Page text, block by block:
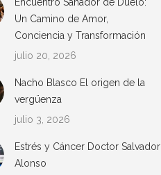
Un Camino de Amor,
Conciencia y Transformación
julio 20, 2026
Nacho Blasco El origen de la
vergüenza
julio 3, 2026
Estrés y Cáncer Doctor Salvador
Alonso